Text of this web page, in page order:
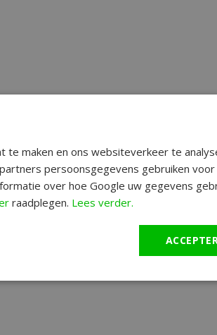
te maken en ons websiteverkeer te
persoonsgegevens gebruiken voor
over hoe Google uw gegevens
raadplegen. Lees verder.